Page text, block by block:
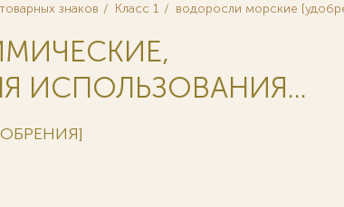
знаков Класс 1 водоросли морские
ИСПОЛЬЗОВАНИЯ...